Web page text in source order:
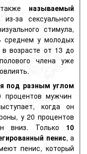
называемый
за сексуального
стимула,
среднем у молодых
возрасте от 13 до
члена уже
под разным углом
мужчин
когда он
у 20 процентов
вниз. Только 10
пенис, а
пенис, который